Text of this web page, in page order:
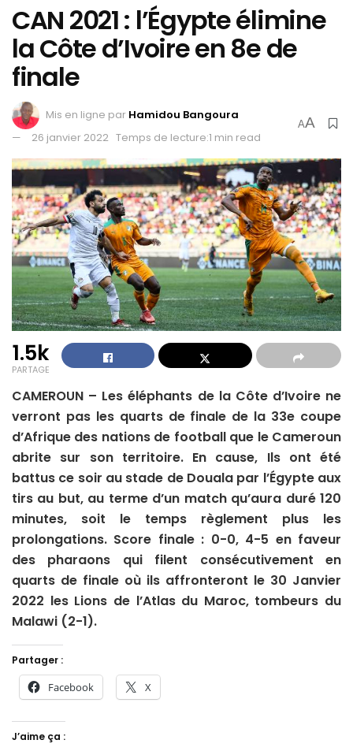
CAN 2021 : l’Égypte élimine
la Côte d’Ivoire en 8e de
finale
Mis en ligne par Hamidou Bangoura
26 janvier 2022 Temps de lecture:1 min read
AA
1.5k
PARTAGE
CAMEROUN – Les éléphants de la Côte d’Ivoire ne
verront pas les quarts de finale de la 33e coupe
d’Afrique des nations de football que le Cameroun
abrite sur son territoire. En cause, Ils ont été
battus ce soir au stade de Douala par l’Égypte aux
tirs au but, au terme d’un match qu’aura duré 120
minutes, soit le temps règlement plus les
prolongations. Score finale : 0-0, 4-5 en faveur
des pharaons qui filent consécutivement en
quarts de finale où ils affronteront le 30 Janvier
2022 les Lions de l’Atlas du Maroc, tombeurs du
Malawi (2-1).
Partager :
Facebook X
J’aime ça :